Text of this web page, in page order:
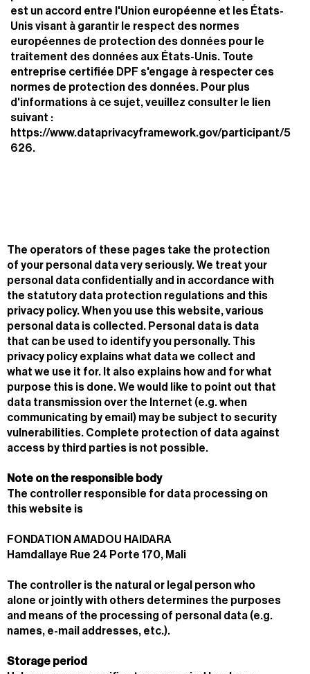
est un accord entre l'Union européenne et les États-
Unis visant à garantir le respect des normes
européennes de protection des données pour le
traitement des données aux États-Unis. Toute
entreprise certifiée DPF s'engage à respecter ces
normes de protection des données. Pour plus
d'informations à ce sujet, veuillez consulter le lien
suivant :
https://www.dataprivacyframework.gov/participant/5
626.
The operators of these pages take the protection
of your personal data very seriously. We treat your
personal data confidentially and in accordance with
the statutory data protection regulations and this
privacy policy. When you use this website, various
personal data is collected. Personal data is data
that can be used to identify you personally. This
privacy policy explains what data we collect and
what we use it for. It also explains how and for what
purpose this is done. We would like to point out that
data transmission over the Internet (e.g. when
communicating by email) may be subject to security
vulnerabilities. Complete protection of data against
access by third parties is not possible.
Note on the responsible body
The controller responsible for data processing on
this website is
FONDATION AMADOU HAIDARA
Hamdallaye Rue 24 Porte 170, Mali
The controller is the natural or legal person who
alone or jointly with others determines the purposes
and means of the processing of personal data (e.g.
names, e-mail addresses, etc.).
Storage period